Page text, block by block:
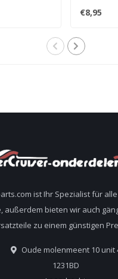
€8,95
ist Ihr Spezialist für
außerdem bieten wir auch
zu einem günstigen
Oude molenmeent 10 unit
1231BD